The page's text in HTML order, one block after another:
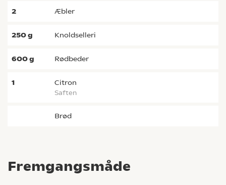
Fremgangsmåde
2 æbler
250g knoldselleri
600g rødbeder
1 citron
saften
brød